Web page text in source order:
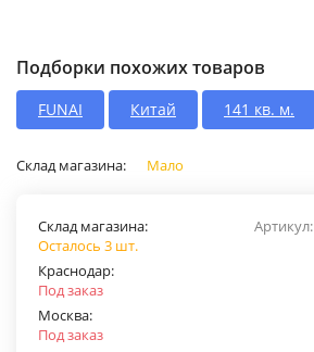
Подборки похожих товаров
FUNAI Китай 141 кв. м.
Склад магазина: Мало
Артикул:
Склад магазина:
Осталось 3 шт.
Краснодар:
Под заказ
Москва:
Под заказ